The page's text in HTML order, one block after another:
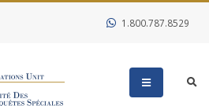
1.800.787.8529